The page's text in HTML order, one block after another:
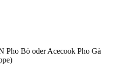
Pho Bò oder Acecook Pho Gà